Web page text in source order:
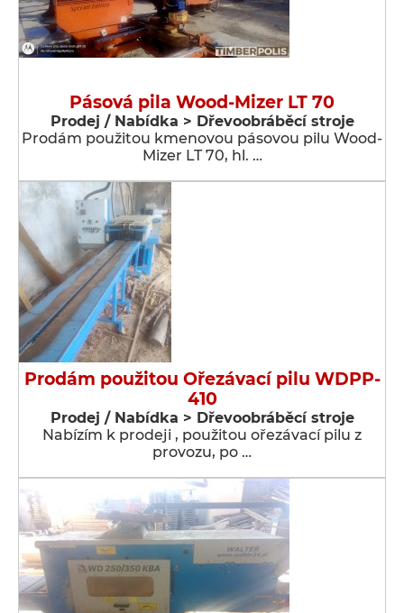
Pásová pila Wood-Mizer LT 70
Prodej / Nabídka > Dřevoobráběcí stroje
Prodám použitou kmenovou pásovou pilu Wood-
Mizer LT 70, hl. …
Prodám použitou Ořezávací pilu WDPP-
410
Prodej / Nabídka > Dřevoobráběcí stroje
Nabízím k prodeji , použitou ořezávací pilu z
provozu, po …